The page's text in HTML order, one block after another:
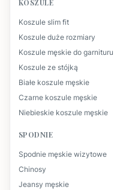
KOSZULE
Koszule slim fit
Koszule duże rozmiary
Koszule męskie do garnituru
Koszule ze stójką
Białe koszule męskie
Czarne koszule męskie
Niebieskie koszule męskie
SPODNIE
Spodnie męskie wizytowe
Chinosy
Jeansy męskie